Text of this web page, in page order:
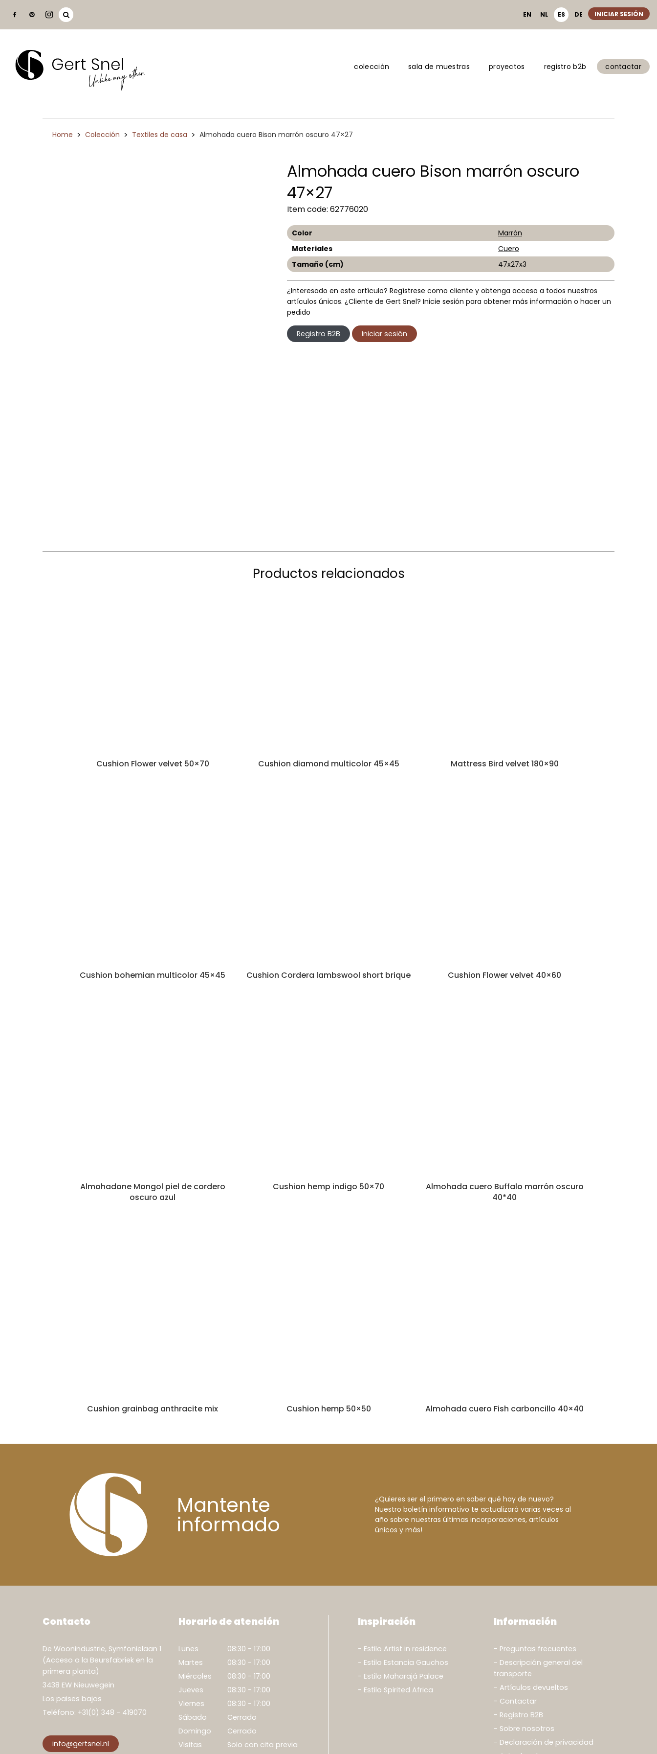
INICIAR SESIÓN
EN NL ES DE
colección sala de muestras proyectos registro b2b contactar
Home > Colección > Textiles de casa > Almohada cuero Bison marrón oscuro 47×27
Almohada cuero Bison marrón oscuro
47×27
Item code: 62776020
Color
Marrón
Materiales
Cuero
Tamaño (cm)
47x27x3
¿Interesado en este artículo? Regístrese como cliente y obtenga acceso a todos nuestros
artículos únicos. ¿Cliente de Gert Snel? Inicie sesión para obtener más información o hacer un
pedido
Registro B2B Iniciar sesión
Productos relacionados
Cushion Flower velvet 50×70 Cushion diamond multicolor 45×45 Mattress Bird velvet 180×90
Cushion bohemian multicolor 45×45 Cushion Cordera lambswool short brique Cushion Flower velvet 40×60
Almohadone Mongol piel de cordero
oscuro azul
Cushion hemp indigo 50×70
Almohada cuero Buffalo marrón oscuro
40*40
Cushion grainbag anthracite mix Cushion hemp 50×50 Almohada cuero Fish carboncillo 40×40
Mantente
informado
¿Quieres ser el primero en saber qué hay de nuevo?
Nuestro boletín informativo te actualizará varias veces al
año sobre nuestras últimas incorporaciones, artículos
únicos y más!
Contacto
De Woonindustrie, Symfonielaan 1
(Acceso a la Beursfabriek en la
primera planta)
3438 EW Nieuwegein
Los paises bajos
Teléfono: +31(0) 348 - 419070
info@gertsnel.nl
Horario de atención
Lunes
08:30 - 17:00
Martes
08:30 - 17:00
Miércoles
08:30 - 17:00
Jueves
08:30 - 17:00
Viernes
08:30 - 17:00
Sábado
Cerrado
Domingo
Cerrado
Visitas
Solo con cita previa
Inspiración
Estilo Artist in residence
Estilo Estancia Gauchos
Estilo Maharajá Palace
Estilo Spirited Africa
Información
Preguntas frecuentes
Descripción general del
transporte
Artículos devueltos
Contactar
Registro B2B
Sobre nosotros
Declaración de privacidad